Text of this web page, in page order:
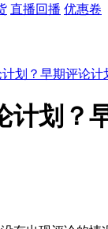
直播回播 优惠卷
划？早期评论计
计划？